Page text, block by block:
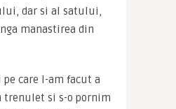
dar si al satului,
manastirea din
care l-am facut a
trenulet si s-o pornim